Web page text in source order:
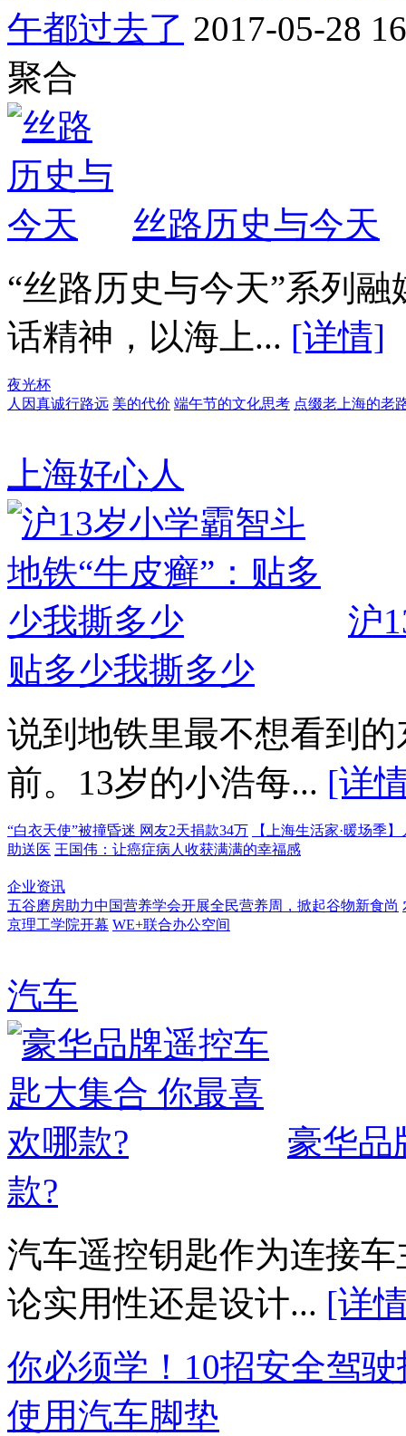
午都过去了 2017-05-28
聚合
丝路历史与今天
“丝路历史与今天”系列
话精神，以海上... [详情]
夜光杯
人因真诚行路远 美的代价 端午节的文化思考 点缀老上海的老
上海好心人
沪
贴多少我撕多少
说到地铁里最不想看到
前。13岁的小浩每... [详
“白衣天使”被撞昏迷 网友2天捐款34万
【上海生活家·暖场季
助送医 王国伟：让癌症病人收获满满的幸福感
企业资讯
五谷磨房助力中国营养学会开展全民营养周，掀起谷物新食尚
京理工学院开幕 WE+联合办公空间
汽车
豪华品
款?
汽车遥控钥匙作为连接
论实用性还是设计... [详
你必须学！10招安全驾
使用汽车脚垫